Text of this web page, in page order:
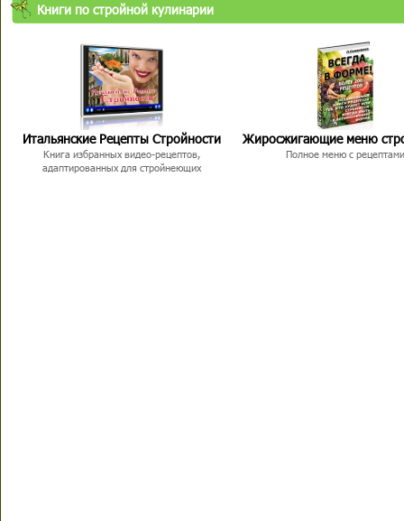
Книги по стройной кулинарии
Итальянские Рецепты Стройности
Книга избранных видео-рецептов,
адаптированных для стройнеющих
Жиросжигающие меню
Полное меню с рецептами